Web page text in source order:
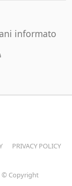
informato
PRIVACY POLICY
© Copyright